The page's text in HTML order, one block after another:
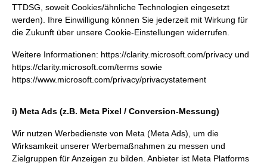
TTDSG, soweit Cookies/ähnliche Technologien eingesetzt
werden). Ihre Einwilligung können Sie jederzeit mit Wirkung für
die Zukunft über unsere Cookie-Einstellungen widerrufen.
Weitere Informationen: https://clarity.microsoft.com/privacy und
https://clarity.microsoft.com/terms sowie
https://www.microsoft.com/privacy/privacystatement
i) Meta Ads (z.B. Meta Pixel / Conversion-Messung)
Wir nutzen Werbedienste von Meta (Meta Ads), um die
Wirksamkeit unserer Werbemaßnahmen zu messen und
Zielgruppen für Anzeigen zu bilden. Anbieter ist Meta Platforms